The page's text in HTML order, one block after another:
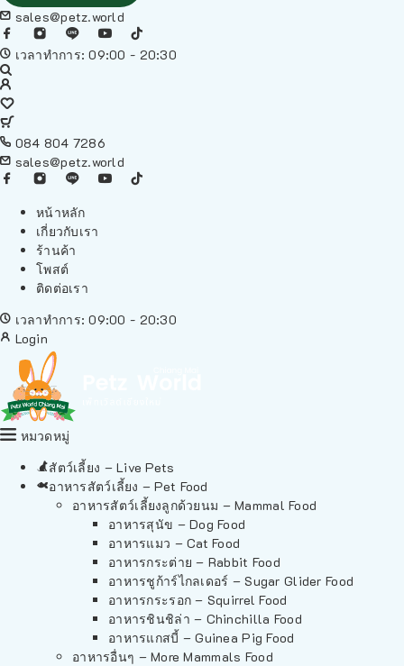
sales@petz.world
เวลาทำการ: 09:00 - 20:30
084 804 7286
sales@petz.world
หน้าหลัก
เกี่ยวกับเรา
ร้านค้า
โพสต์
ติดต่อเรา
เวลาทำการ: 09:00 - 20:30
Login
หมวดหมู่
สัตว์เลี้ยง – Live Pets
อาหารสัตว์เลี้ยง – Pet Food
อาหารสัตว์เลี้ยงลูกด้วยนม – Mammal Food
อาหารสุนัข – Dog Food
อาหารแมว – Cat Food
อาหารกระต่าย – Rabbit Food
อาหารชูก้าร์ไกลเดอร์ – Sugar Glider Food
อาหารกระรอก – Squirrel Food
อาหารชินชิล่า – Chinchilla Food
อาหารแกสบี้ – Guinea Pig Food
อาหารอื่นๆ – More Mammals Food